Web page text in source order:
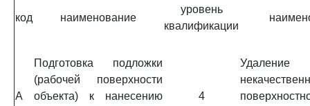
код наименование
уровень
квалификации
A
Подготовка подложки
(рабочей поверхности
объекта) к нанесению
4
Удаление